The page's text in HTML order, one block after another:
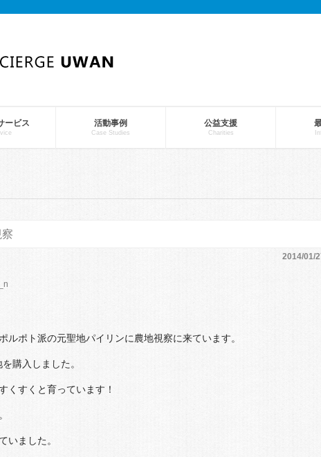
ービス 活動事例
Case Studies
公益支援
Charities
2014/01/
ルポト派の元聖地パイリンに農地視察に来ています。
購入しました。
くすくと育っています！
いました。